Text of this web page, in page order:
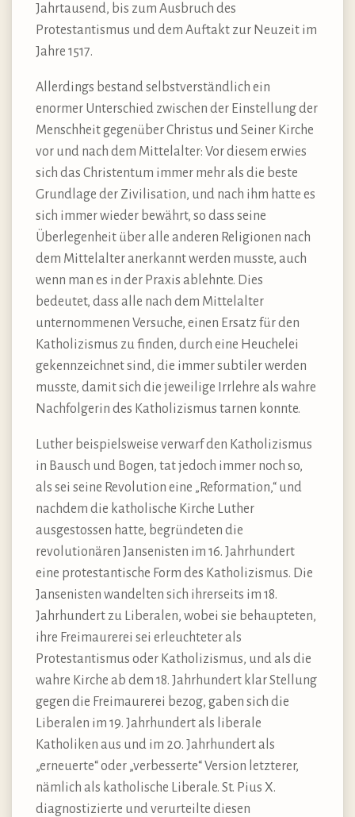
Jahrtausend, bis zum Ausbruch des
Protestantismus und dem Auftakt zur Neuzeit im
Jahre 1517.
Allerdings bestand selbstverständlich ein
enormer Unterschied zwischen der Einstellung der
Menschheit gegenüber Christus und Seiner Kirche
vor und nach dem Mittelalter: Vor diesem erwies
sich das Christentum immer mehr als die beste
Grundlage der Zivilisation, und nach ihm hatte es
sich immer wieder bewährt, so dass seine
Überlegenheit über alle anderen Religionen nach
dem Mittelalter anerkannt werden musste, auch
wenn man es in der Praxis ablehnte. Dies
bedeutet, dass alle nach dem Mittelalter
unternommenen Versuche, einen Ersatz für den
Katholizismus zu finden, durch eine Heuchelei
gekennzeichnet sind, die immer subtiler werden
musste, damit sich die jeweilige Irrlehre als wahre
Nachfolgerin des Katholizismus tarnen konnte.
Luther beispielsweise verwarf den Katholizismus
in Bausch und Bogen, tat jedoch immer noch so,
als sei seine Revolution eine „Reformation,“ und
nachdem die katholische Kirche Luther
ausgestossen hatte, begründeten die
revolutionären Jansenisten im 16. Jahrhundert
eine protestantische Form des Katholizismus. Die
Jansenisten wandelten sich ihrerseits im 18.
Jahrhundert zu Liberalen, wobei sie behaupteten,
ihre Freimaurerei sei erleuchteter als
Protestantismus oder Katholizismus, und als die
wahre Kirche ab dem 18. Jahrhundert klar Stellung
gegen die Freimaurerei bezog, gaben sich die
Liberalen im 19. Jahrhundert als liberale
Katholiken aus und im 20. Jahrhundert als
„erneuerte“ oder „verbesserte“ Version letzterer,
nämlich als katholische Liberale. St. Pius X.
diagnostizierte und verurteilte diesen